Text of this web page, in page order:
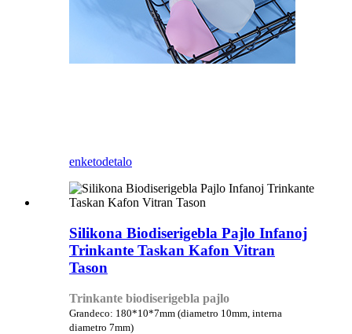
enketodetalo
Silikona Biodiserigebla Pajlo Infanoj
Trinkante Taskan Kafon Vitran
Tason
Trinkante biodiserigebla pajlo
Grandeco: 180*10*7mm (diametro 10mm, interna
diametro 7mm)